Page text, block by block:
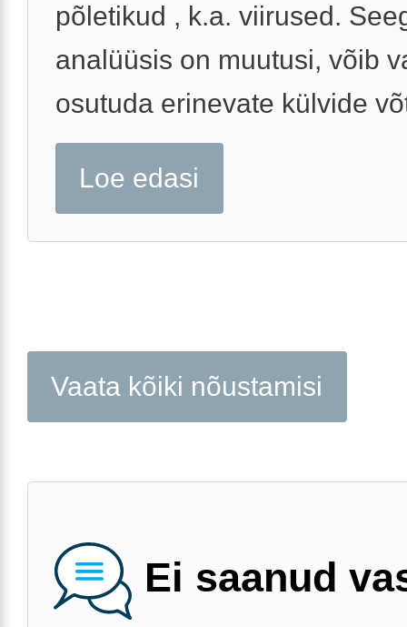
põletikud , k.a. viirused.
analüüsis on muutusi, võib
osutuda erinevate külvide
Loe edasi
Vaata kõiki nõustamisi
Ei saanud